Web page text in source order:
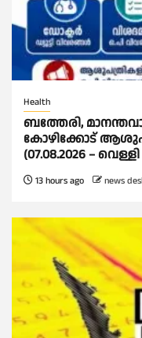
Health
ബത്തേരി,
കോഴിക്കോട്
(07.08.2026 –
13 hours ago news